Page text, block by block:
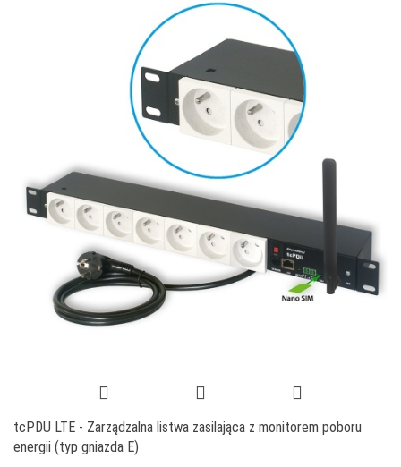
tcPDU LTE - Zarządzalna listwa zasilająca z monitorem poboru
energii (typ gniazda E)